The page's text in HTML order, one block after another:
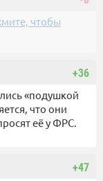
чтобы
+36
«подушкой
что они
её у ФРС.
+47